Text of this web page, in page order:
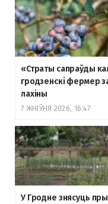
«Страты сапраўды
гродзенскі фермер
лахіны
7 ЖНІЎНЯ 2026, 16:47
У Гродне знясуць